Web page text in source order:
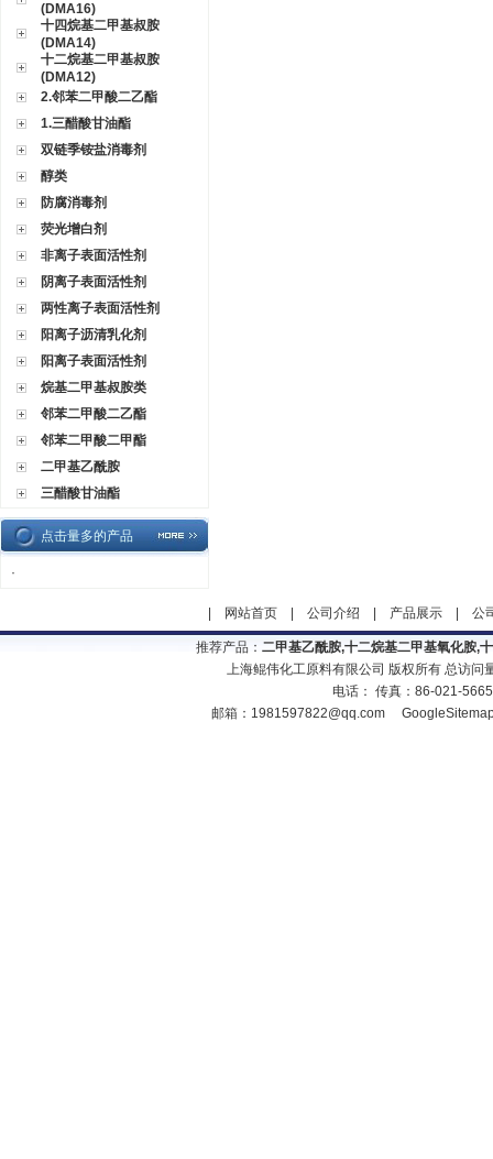
(DMA16)
十四烷基二甲基叔胺
(DMA14)
十二烷基二甲基叔胺
(DMA12)
2.邻苯二甲酸二乙酯
1.三醋酸甘油酯
双链季铵盐消毒剂
醇类
防腐消毒剂
荧光增白剂
非离子表面活性剂
阴离子表面活性剂
两性离子表面活性剂
阳离子沥清乳化剂
阳离子表面活性剂
烷基二甲基叔胺类
邻苯二甲酸二乙酯
邻苯二甲酸二甲酯
二甲基乙酰胺
三醋酸甘油酯
点击量多的产品
·
网站首页| 公司介绍 产品展示| 公
推荐产品： 二甲基乙酰胺,十二烷基二甲基氧化胺,
上海鲲伟化工原料有限公司 版权所有 总访问
电话： 传真：86-021-
邮箱： 1981597822@qq.com